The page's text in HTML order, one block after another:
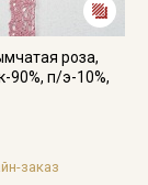
роза,
90%, п/э-10%,
заказ